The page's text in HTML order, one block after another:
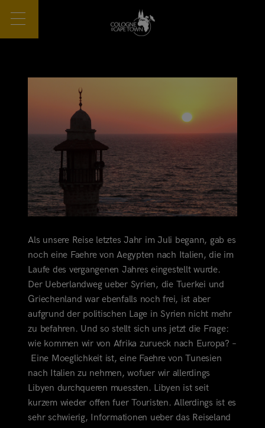
Als unsere Reise letztes Jahr im Juli begann, gab es
noch eine Faehre von Aegypten nach Italien, die im
Laufe des vergangenen Jahres eingestellt wurde.
Der Ueberlandweg ueber Syrien, die Tuerkei und
Griechenland war ebenfalls noch frei, ist aber
aufgrund der politischen Lage in Syrien nicht mehr
zu befahren. Und so stellt sich uns jetzt die Frage:
wie kommen wir von Afrika zurueck nach Europa? –
Eine Moeglichkeit ist, eine Faehre von Tunesien
nach Italien zu nehmen, wofuer wir allerdings
Libyen durchqueren muessten. Libyen ist seit
kurzem wieder offen fuer Touristen. Allerdings ist es
sehr schwierig, Informationen ueber das Reiseland